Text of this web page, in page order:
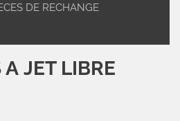
DE RECHANGE
JET LIBRE